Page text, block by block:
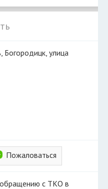
Богородицк, улица
Пожаловаться